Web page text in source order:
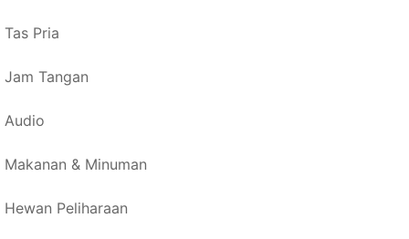
Tas Pria
Jam Tangan
Audio
Makanan & Minuman
Hewan Peliharaan